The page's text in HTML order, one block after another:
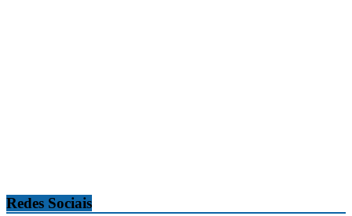
Redes Sociais